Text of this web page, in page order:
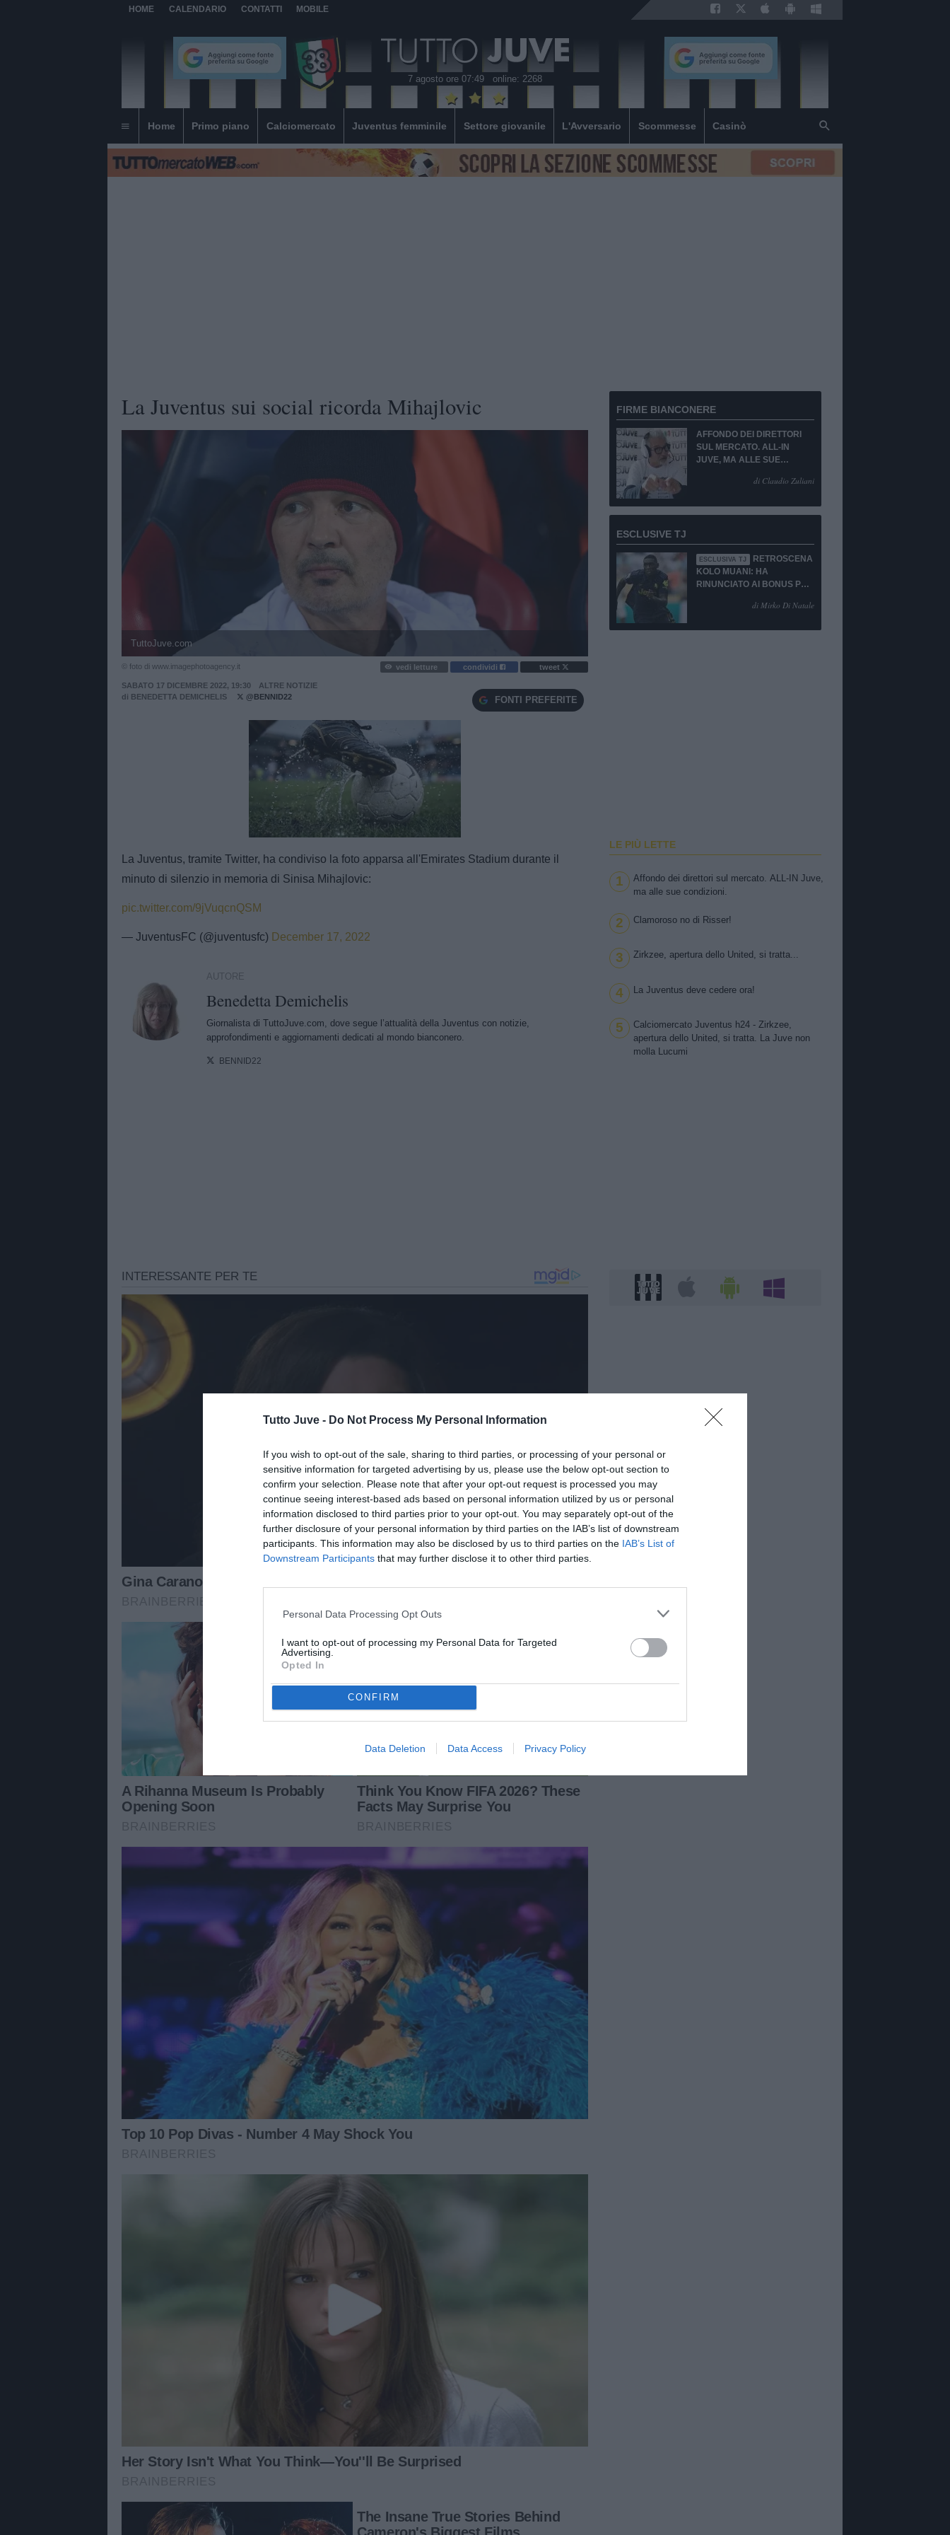
Tutto Juve - Do Not Process My Personal Information
If you wish to opt-out of the sale, sharing to third parties, or processing of your personal or
sensitive information for targeted advertising by us, please use the below opt-out section to
confirm your selection. Please note that after your opt-out request is processed you may
continue seeing interest-based ads based on personal information utilized by us or personal
information disclosed to third parties prior to your opt-out. You may separately opt-out of the
further disclosure of your personal information by third parties on the IAB’s list of downstream
participants. This information may also be disclosed by us to third parties on the IAB’s List of
Downstream Participants that may further disclose it to other third parties.
Personal Data Processing Opt Outs
I want to opt-out of processing my Personal Data for Targeted
Advertising.
Opted In
CONFIRM
Data Deletion Data Access Privacy Policy
HOME CALENDARIO CONTATTI MOBILE
7 agosto ore 07:49 online: 2268
Home Primo piano Calciomercato Juventus femminile Settore giovanile L'Avversario Scommesse Casinò
La Juventus sui social ricorda Mihajlovic
TuttoJuve.com
© foto di www.imagephotoagency.it vedi letture condividi tweet
SABATO 17 DICEMBRE 2022, 19:30
ALTRE NOTIZIE
di BENEDETTA DEMICHELIS @BENNID22 FONTI PREFERITE
Unmute
Loaded
100.00%
La Juventus, tramite Twitter, ha condiviso la foto apparsa all'Emirates Stadium durante il
minuto di silenzio in memoria di Sinisa Mihajlovic:
pic.twitter.com/9jVuqcnQSM
— JuventusFC (@juventusfc) December 17, 2022
AUTORE
Benedetta Demichelis
Giornalista di TuttoJuve.com, dove segue l’attualità della Juventus con notizie,
approfondimenti e aggiornamenti dedicati al mondo bianconero.
BENNID22
FIRME BIANCONERE
AFFONDO DEI DIRETTORI
SUL MERCATO. ALL-IN
JUVE, MA ALLE SUE
di Claudio Zuliani
ESCLUSIVE TJ
ESCLUSIVA TJ
RETROSCENA
KOLO MUANI: HA
RINUNCIATO AI BONUS PUR
di Mirko Di Natale
LE PIÙ LETTE
1
Affondo dei direttori sul mercato. ALL-IN Juve,
ma alle sue condizioni.
2 Clamoroso no di Risser!
3 Zirkzee, apertura dello United, si tratta...
4 La Juventus deve cedere ora!
5
Calciomercato Juventus h24 - Zirkzee,
apertura dello United, si tratta. La Juve non
molla Lucumi